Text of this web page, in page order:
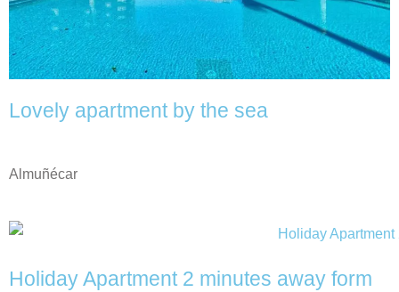
Lovely apartment by the sea
Almuñécar
Holiday Apartment 2 minutes away form